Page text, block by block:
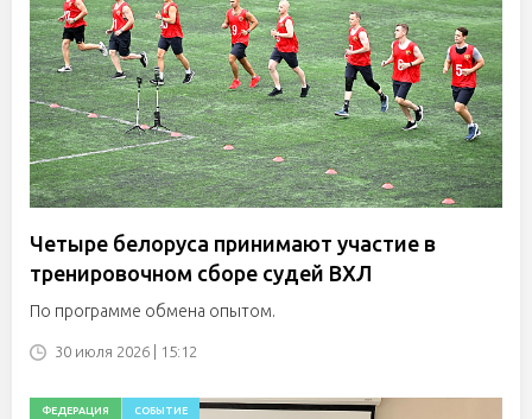
Четыре белоруса принимают участие в
тренировочном сборе судей ВХЛ
По программе обмена опытом.
30 июля 2026 | 15:12
ФЕДЕРАЦИЯ СОБЫТИЕ